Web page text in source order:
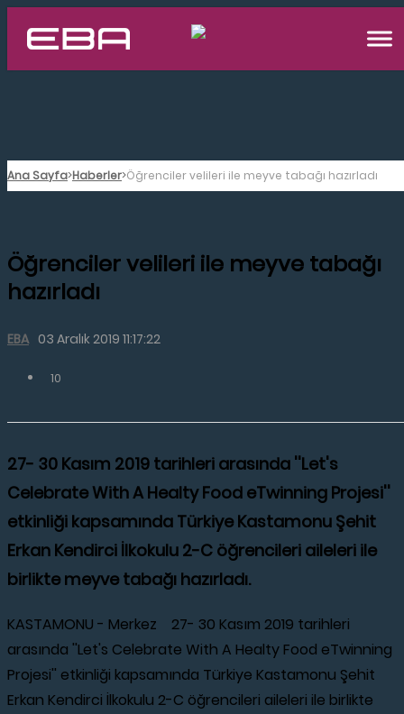
Ana Sayfa Haberler Öğrenciler velileri ile meyve tabağı hazırladı
Öğrenciler velileri ile meyve tabağı
hazırladı
EBA 03 Aralık 2019 11:17:22
10
27- 30 Kasım 2019 tarihleri arasında ''Let's
Celebrate With A Healty Food eTwinning Projesi''
etkinliği kapsamında Türkiye Kastamonu Şehit
Erkan Kendirci İlkokulu 2-C öğrencileri aileleri ile
birlikte meyve tabağı hazırladı.
KASTAMONU - Merkez 27- 30 Kasım 2019 tarihleri
arasında ''Let's Celebrate With A Healty Food eTwinning
Projesi'' etkinliği kapsamında Türkiye Kastamonu Şehit
Erkan Kendirci İlkokulu 2-C öğrencileri aileleri ile birlikte